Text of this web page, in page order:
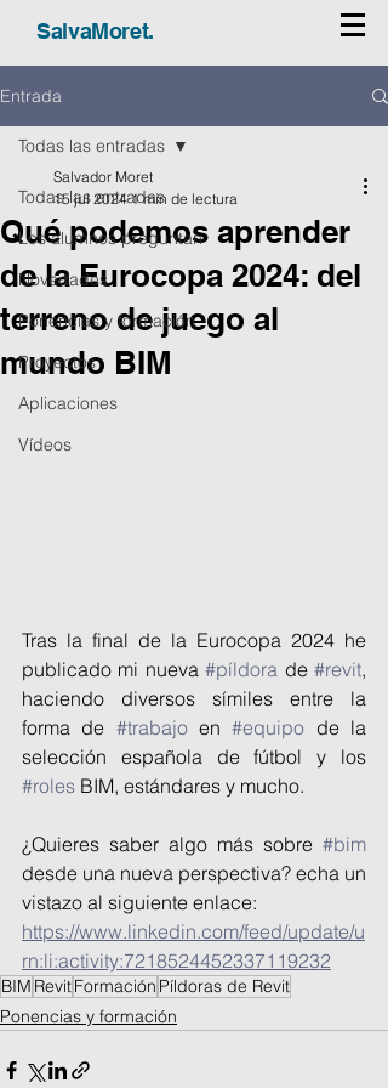
SalvaMoret.
Entrada
Todas las entradas
Los alumnos preguntan
Novedades
Ponencias y formación
Proyectos
Aplicaciones
Vídeos
Todas las entradas
Qué podemos aprender
de la Eurocopa 2024: del
terreno de juego al
mundo BIM
Salvador Moret
15 jul 2024 1 min de lectura
Tras la final de la Eurocopa 2024 he
publicado mi nueva #píldora de #revit,
haciendo diversos símiles entre la
forma de #trabajo en #equipo de la
#roles BIM, estándares y mucho.
¿Quieres saber algo más sobre #bim
desde una nueva perspectiva? echa un
vistazo al siguiente enlace:
https://www.linkedin.com/feed/update/u
rn:li:activity:7218524452337119232
BIM RevitFormación Píldoras de Revit
Ponencias y formación